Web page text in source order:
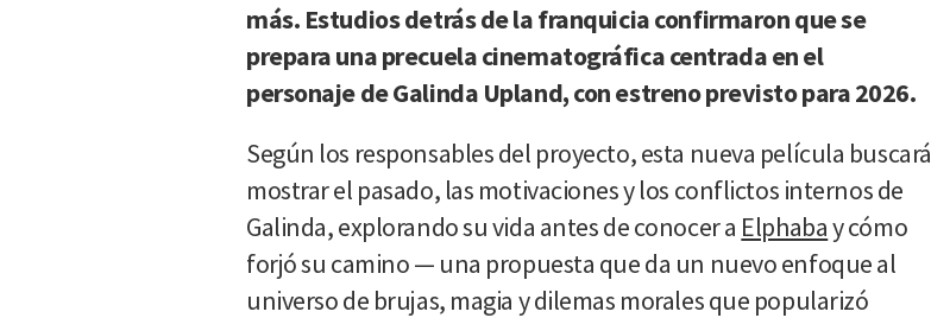
más. Estudios detrás de la franquicia confirmaron que se
prepara una precuela cinematográfica centrada en el
personaje de Galinda Upland, con estreno previsto para 2026.
Según los responsables del proyecto, esta nueva película buscará
mostrar el pasado, las motivaciones y los conflictos internos de
Galinda, explorando su vida antes de conocer a Elphabay cómo
forjó su camino — una propuesta que da un nuevo enfoque al
universo de brujas, magia y dilemas morales que popularizó